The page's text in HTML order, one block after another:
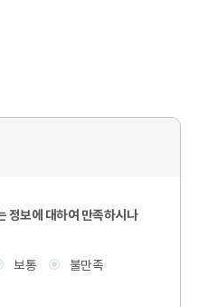
정보에 대하여 만족하시나
보통
불만족